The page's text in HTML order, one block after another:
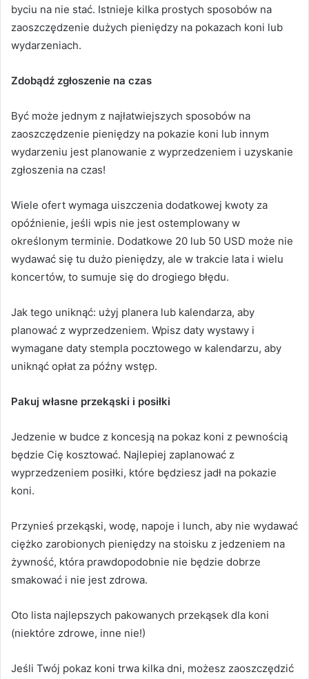
byciu na nie stać. Istnieje kilka prostych sposobów na
zaoszczędzenie dużych pieniędzy na pokazach koni lub
wydarzeniach.
Zdobądź zgłoszenie na czas
Być może jednym z najłatwiejszych sposobów na
zaoszczędzenie pieniędzy na pokazie koni lub innym
wydarzeniu jest planowanie z wyprzedzeniem i uzyskanie
zgłoszenia na czas!
Wiele ofert wymaga uiszczenia dodatkowej kwoty za
opóźnienie, jeśli wpis nie jest ostemplowany w
określonym terminie. Dodatkowe 20 lub 50 USD może nie
wydawać się tu dużo pieniędzy, ale w trakcie lata i wielu
koncertów, to sumuje się do drogiego błędu.
Jak tego uniknąć: użyj planera lub kalendarza, aby
planować z wyprzedzeniem. Wpisz daty wystawy i
wymagane daty stempla pocztowego w kalendarzu, aby
uniknąć opłat za późny wstęp.
Pakuj własne przekąski i posiłki
Jedzenie w budce z koncesją na pokaz koni z pewnością
będzie Cię kosztować. Najlepiej zaplanować z
wyprzedzeniem posiłki, które będziesz jadł na pokazie
koni.
Przynieś przekąski, wodę, napoje i lunch, aby nie wydawać
ciężko zarobionych pieniędzy na stoisku z jedzeniem na
żywność, która prawdopodobnie nie będzie dobrze
smakować i nie jest zdrowa.
Oto lista najlepszych pakowanych przekąsek dla koni
(niektóre zdrowe, inne nie!)
Jeśli Twój pokaz koni trwa kilka dni, możesz zaoszczędzić